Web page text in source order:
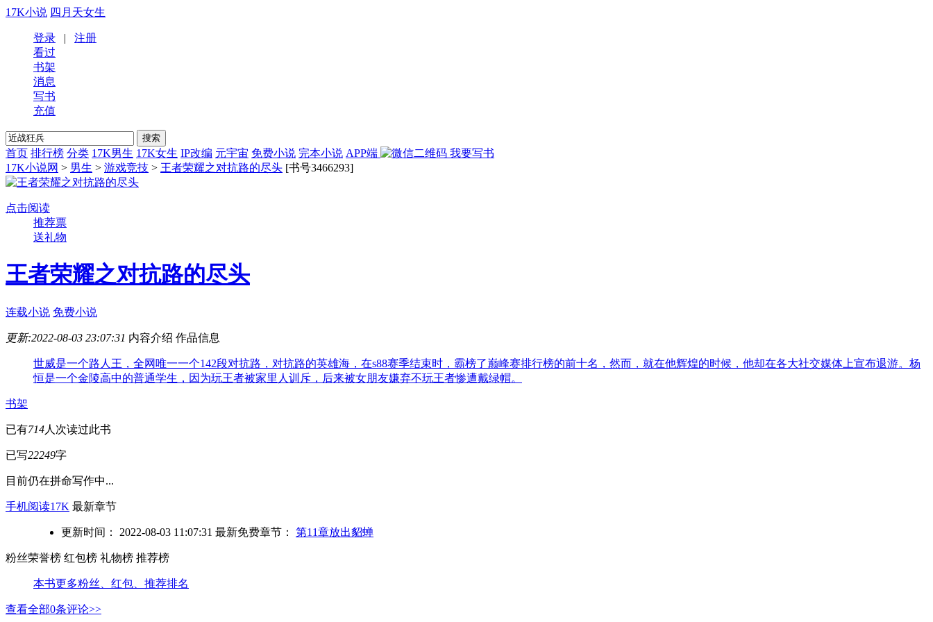
17K小说 四月天女生
登录 | 注册
看过
书架
消息
写书
充值
首页 排行榜 分类 17K男生 17K女生 IP改编 元宇宙 免费小说 完本小说 APP端
我要写书
17K小说网 > 男生 > 游戏竞技 > 王者荣耀之对抗路的尽头 [书号3466293]
点击阅读
推荐票
送礼物
王者荣耀之对抗路的尽头
连载小说 免费小说
更新:2022-08-03 23:07:31 内容介绍 作品信息
世威是一个路人王，全网唯一一个142段对抗路，对抗路的英雄海，在s88赛季结束时，霸榜了巅峰赛排行榜的前十名，然而，就在他辉煌的时候，他却在各大社交媒体上宣布退游。杨
恒是一个金陵高中的普通学生，因为玩王者被家里人训斥，后来被女朋友嫌弃不玩王者惨遭戴绿帽。
书架
已有714人次读过此书
已写22249字
目前仍在拼命写作中...
手机阅读17K 最新章节
更新时间： 2022-08-03 11:07:31 最新免费章节： 第11章放出貂蝉
粉丝荣誉榜 红包榜 礼物榜 推荐榜
本书更多粉丝、红包、推荐排名
查看全部0条评论>>